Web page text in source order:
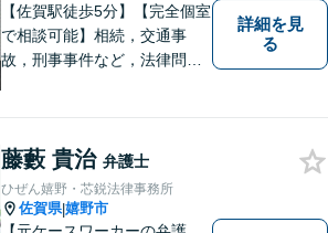
【佐賀駅徒歩5分】【完全個室
で相談可能】相続，交通事
故，刑事事件など，法律問題
お持ち帰りいただけるよう，
全力を尽くします。
詳細を見
る
藤藪 貴治 弁護士
ひぜん嬉野・芯鋭法律事務所
佐賀県|嬉野市